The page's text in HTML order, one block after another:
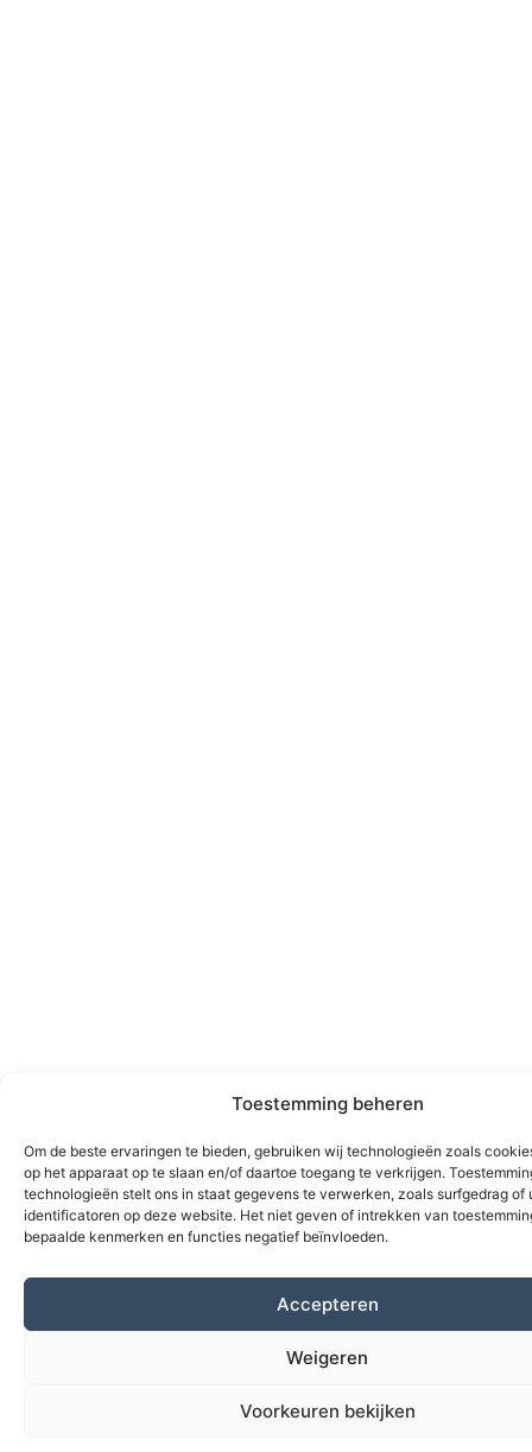
Toestemming beheren
Om de beste ervaringen te bieden, gebruiken wij technologieën zoals
op het apparaat op te slaan en/of daartoe toegang te verkrijgen.
technologieën stelt ons in staat gegevens te verwerken, zoals surfgedrag of
identificatoren op deze website. Het niet geven of intrekken van
bepaalde kenmerken en functies negatief beïnvloeden.
Accepteren
Weigeren
Voorkeuren bekijken